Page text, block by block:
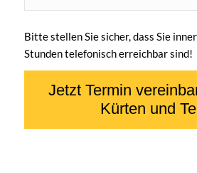
Bitte stellen Sie sicher, dass Sie
Stunden telefonisch erreichbar sind!